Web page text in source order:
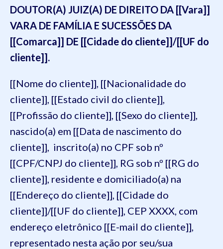
DOUTOR(A) JUIZ(A) DE DIREITO DA [[Vara]]
VARA DE FAMÍLIA E SUCESSÕES DA
[[Comarca]] DE [[Cidade do cliente]]/[[UF do
cliente]].
[[Nome do cliente]], [[Nacionalidade do
cliente]], [[Estado civil do cliente]],
[[Profissão do cliente]], [[Sexo do cliente]],
nascido(a) em [[Data de nascimento do
cliente]], inscrito(a) no CPF sob nº
[[CPF/CNPJ do cliente]], RG sob nº [[RG do
cliente]], residente e domiciliado(a) na
[[Endereço do cliente]], [[Cidade do
cliente]]/[[UF do cliente]], CEP XXXX, com
endereço eletrônico [[E-mail do cliente]],
representado nesta ação por seu/sua